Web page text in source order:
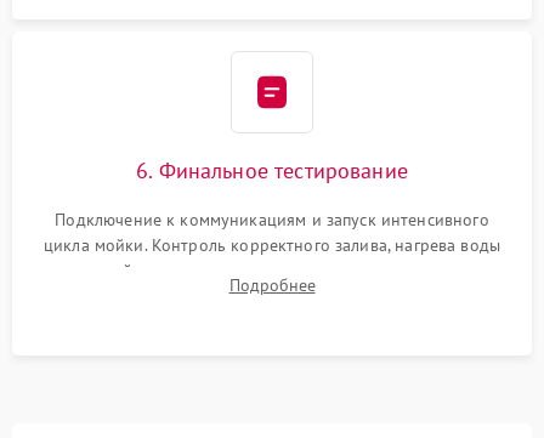
6. Финальное тестирование
Подключение к коммуникациям и запуск интенсивного
цикла мойки. Контроль корректного залива, нагрева воды
до нужной температуры, отсутствия посторонних шумов,
штатного слива и абсолютной сухости в поддоне.
Подробнее